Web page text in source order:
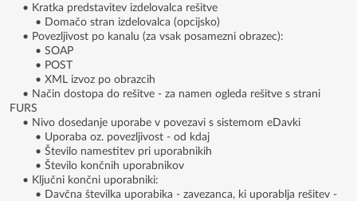
• Kratka predstavitev izdelovalca rešitve
• Domačo stran izdelovalca (opcijsko)
• Povezljivost po kanalu (za vsak posamezni obrazec):
• SOAP
• POST
• XML izvoz po obrazcih
• Način dostopa do rešitve - za namen ogleda rešitve s strani
FURS
• Nivo dosedanje uporabe v povezavi s sistemom eDavki
• Uporaba oz. povezljivost - od kdaj
• Število namestitev pri uporabnikih
• Število končnih uporabnikov
• Ključni končni uporabniki:
• Davčna številka uporabika - zavezanca, ki uporablja rešitev -